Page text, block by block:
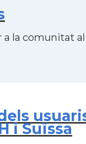
a la comunitat
i Suïssa